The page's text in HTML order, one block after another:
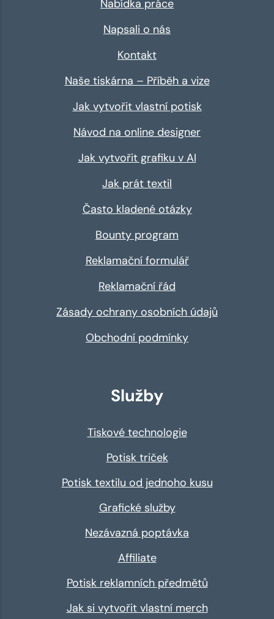
Nabídka práce
Napsali o nás
Kontakt
Naše tiskárna – Příběh a vize
Jak vytvořit vlastní potisk
Návod na online designer
Jak vytvořit grafiku v AI
Jak prát textil
Často kladené otázky
Bounty program
Reklamační formulář
Reklamační řád
Zásady ochrany osobních údajů
Obchodní podmínky
Služby
Tiskové technologie
Potisk triček
Potisk textilu od jednoho kusu
Grafické služby
Nezávazná poptávka
Affiliate
Potisk reklamních předmětů
Jak si vytvořit vlastní merch